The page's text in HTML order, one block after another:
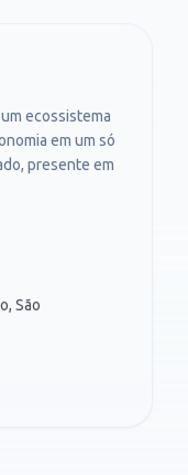
ecossistema
em um só
presente em
São